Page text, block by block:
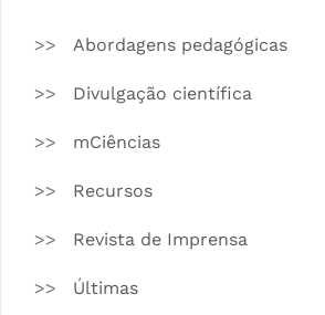
Abordagens pedagógicas
Divulgação científica
mCiências
Recursos
Revista de Imprensa
Últimas